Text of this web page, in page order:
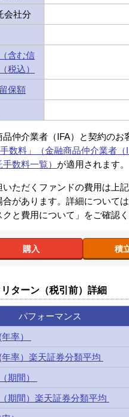
会社分
含む信
税込）
保額
品仲介業者（IFA）と契約のお
手数料」（金融商品仲介業者
数料一覧） が適用されます。
いただくファンドの費用は上
合があります。詳細について
クと費用について」をご確認
購入 積
リターン（税引前）詳細
パフォーマンス
率）
年率）楽天証券分類平均
期間）
期間）楽天証券分類平均